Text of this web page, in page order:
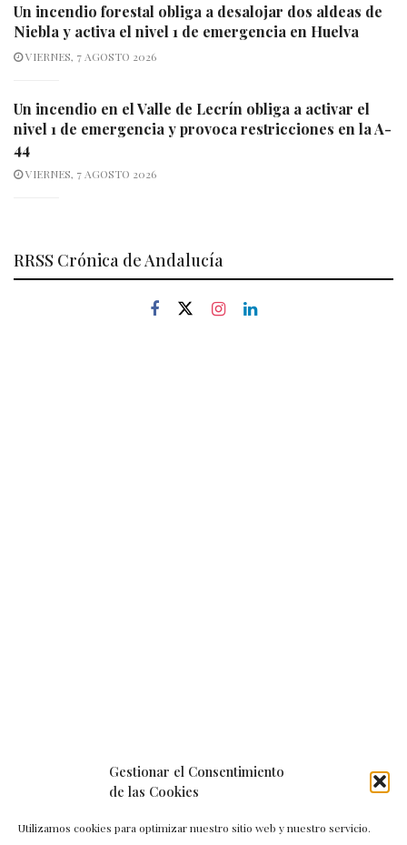
Gestionar el Consentimiento
de las Cookies
Utilizamos cookies para optimizar nuestro sitio web y nuestro servicio.
Un incendio forestal obliga a desalojar dos aldeas de
Niebla y activa el nivel 1 de emergencia en Huelva
VIERNES, 7 AGOSTO 2026
Un incendio en el Valle de Lecrín obliga a activar el
nivel 1 de emergencia y provoca restricciones en la A-
44
VIERNES, 7 AGOSTO 2026
RRSS Crónica de Andalucía